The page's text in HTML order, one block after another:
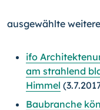
ausgewählte
ifo
am strahlend
Himmel
Baubranche